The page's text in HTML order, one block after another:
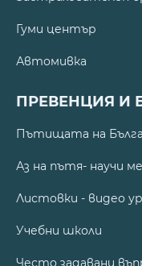
Гуми център
Автомивка
ПРЕВЕНЦИЯ И
Пътищата на
Аз на пътя- научи
Листовки - видео
Учебни школи
Често задавани